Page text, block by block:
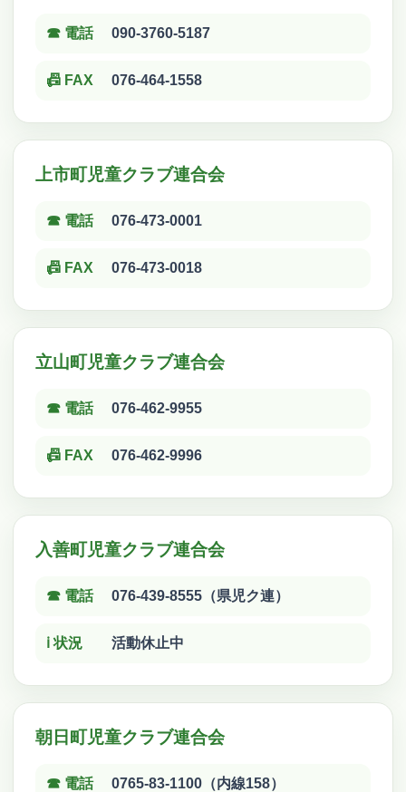
☎ 電話 090-3760-5187
📠 FAX 076-464-1558
上市町児童クラブ連合会
☎ 電話 076-473-0001
📠 FAX 076-473-0018
立山町児童クラブ連合会
☎ 電話 076-462-9955
📠 FAX 076-462-9996
入善町児童クラブ連合会
☎ 電話 076-439-8555（県児ク連）
ℹ 状況 活動休止中
朝日町児童クラブ連合会
☎ 電話 0765-83-1100（内線158）